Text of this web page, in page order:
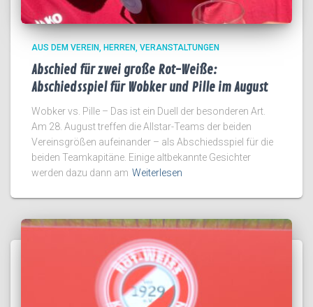
AUS DEM VEREIN HERREN VERANSTALTUNGEN
Abschied für zwei große Rot-Weiße:
Abschiedsspiel für Wobker und Pille im August
Wobker vs. Pille – Das ist ein Duell der besonderen Art.
Am 28. August treffen die Allstar-Teams der beiden
Vereinsgrößen aufeinander – als Abschiedsspiel für die
beiden Teamkapitäne. Einige altbekannte Gesichter
werden dazu dann am Weiterlesen